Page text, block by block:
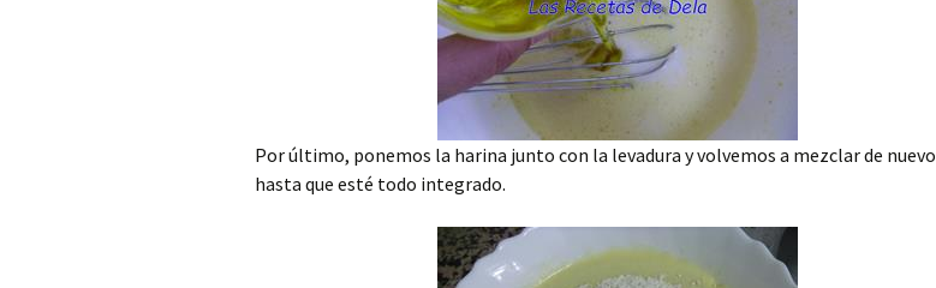
Por último, ponemos la harina junto con la levadura y volvemos a mezclar de nuevo
hasta que esté todo integrado.